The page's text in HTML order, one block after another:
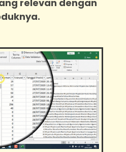
relevan dengan